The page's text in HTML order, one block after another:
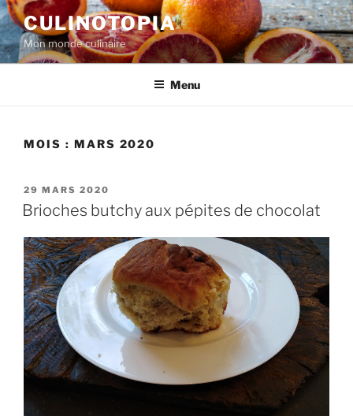
Aller
au
contenu
principal
CULINOTOPIA
Mon monde culinaire
Menu
MOIS : MARS 2020
PUBLIÉ
LE
29 MARS 2020
Brioches butchy aux pépites de chocolat